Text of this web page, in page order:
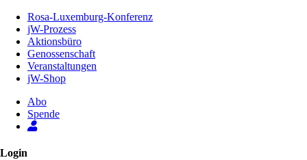
Inhalt
Seite
Rosa-Luxemburg-Konferenz
jW-Prozess
Aktionsbüro
Genossenschaft
Veranstaltungen
jW-Shop
Abo
Spende
Login